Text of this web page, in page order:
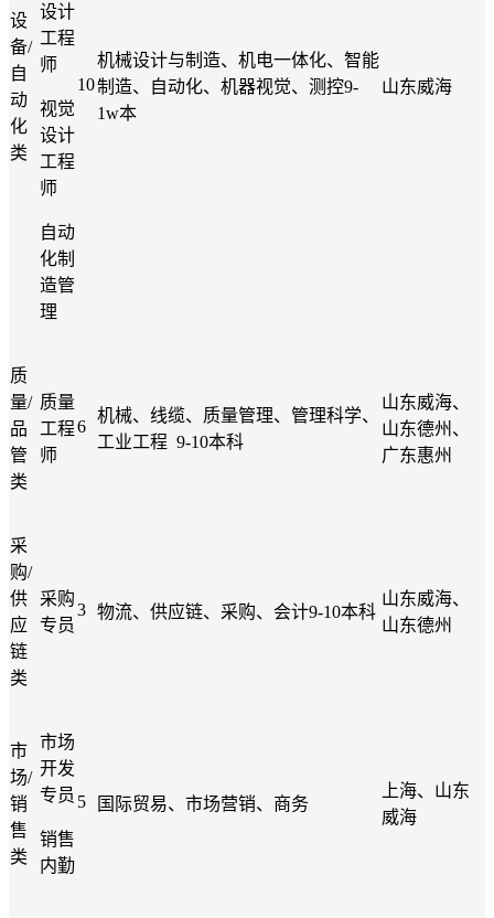
设
备/
自
动
化
类
设计
工程
师
视觉
设计
工程
师
自动
化制
造管
理
10
机械设计与制造、机电一体化、智能
制造、自动化、机器视觉、测控9-
1w本
山东威海
质
量/
品
管
类
质量
工程
师
6
机械、线缆、质量管理、管理科学、
工业工程 9-10本科
山东威海、
山东德州、
广东惠州
采
购/
供
应
链
类
采购
专员
3 物流、供应链、采购、会计9-10本科
山东威海、
山东德州
市
场/
销
售
类
市场
开发
专员
销售
内勤
5 国际贸易、市场营销、商务
上海、山东
威海